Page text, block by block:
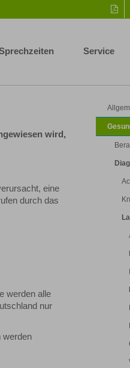
Service
wird,
eine
durch das
werden alle
nur
werden